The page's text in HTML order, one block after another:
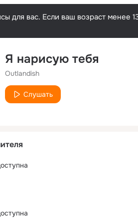
для вас. Если ваш возраст менее
Я нарисую тебя
Outlandish
Слушать